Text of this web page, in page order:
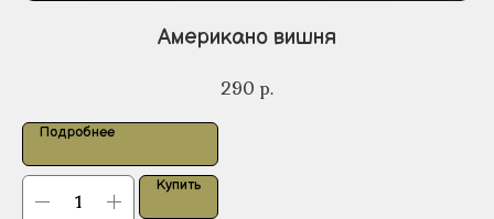
Американо вишня
290 р.
Подробнее
Купить